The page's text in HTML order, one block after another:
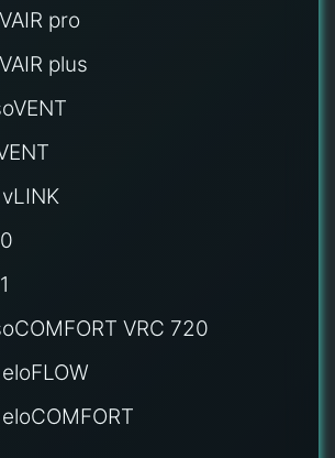
pro
plus
VRC 720